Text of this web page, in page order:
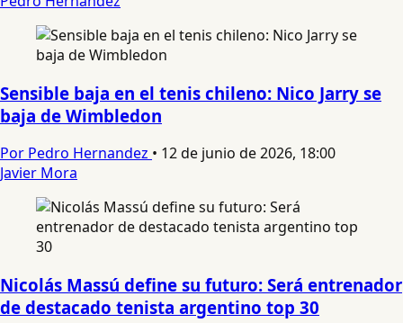
Sensible baja en el tenis chileno: Nico Jarry se
baja de Wimbledon
Por Pedro Hernandez • 12 de junio de 2026, 18:00
Javier Mora
Nicolás Massú define su futuro: Será entrenador
de destacado tenista argentino top 30